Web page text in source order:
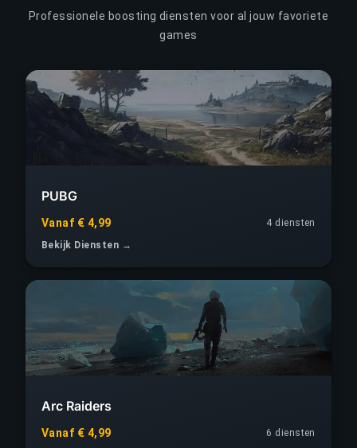
Professionele boosting diensten voor al jouw favoriete
games
PUBG
Vanaf € 4,99
4 diensten
Bekijk Diensten →
Arc Raiders
Vanaf € 4,99
6 diensten